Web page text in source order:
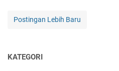
Postingan Lebih Baru
KATEGORI